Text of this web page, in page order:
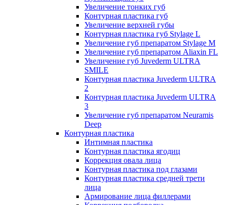
Увеличение тонких губ
Контурная пластика губ
Увеличение верхней губы
Контурная пластика губ Stylage L
Увеличение губ препаратом Stylage M
Увеличение губ препаратом Aliaxin FL
Увеличение губ Juvederm ULTRA
SMILE
Контурная пластика Juvederm ULTRA
2
Контурная пластика Juvederm ULTRA
3
Увеличение губ препаратом Neuramis
Deep
Контурная пластика
Интимная пластика
Контурная пластика ягодиц
Коррекция овала лица
Контурная пластика под глазами
Контурная пластика средней трети
лица
Армирование лица филлерами